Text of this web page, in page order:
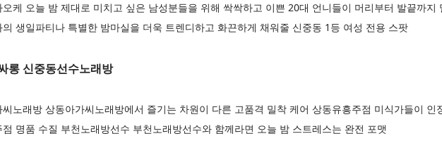
오케 오늘 밤 제대로 미치고 싶은 남성분들을 위해 싹싹하고 이쁜 20대 언니들이 머리부터 발끝까지
의 생일파티나 특별한 밤마실을 더욱 트렌디하고 화끈하게 채워줄 신중동 1등 여성 전용 스팟
롱 신중동선수노래방
노래방 상동아가씨노래방에서 즐기는 차원이 다른 고품격 밀착 케어 상동유흥주점 미식가들이 인
점 명품 수질 부천노래방선수 부천노래방선수와 함께라면 오늘 밤 스트레스는 완전 포맷